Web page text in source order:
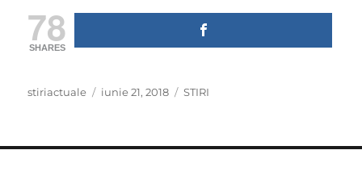
78
SHARES
Author
stiriactuale
Posted
iunie 21, 2018 Categories
STIRI